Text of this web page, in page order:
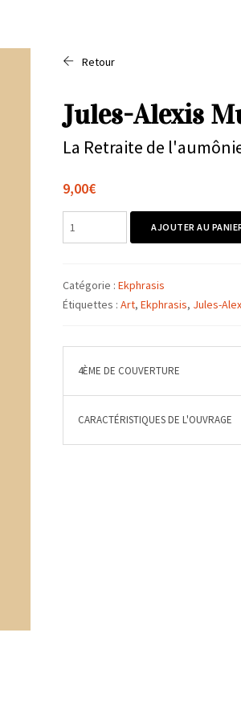
Retour
Jules-Alexis
La Retraite de
9,00€
quantité
de
Alexis
Muenier
AJOUTER AU
Catégorie : Ekphrasis
Étiquettes : Art, Ekphrasis, Jules-
4ÈME DE COUVERTURE
CARACTÉRISTIQUES DE L'OUVRAGE